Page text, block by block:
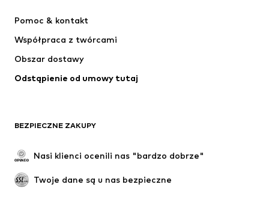
Kurtki
Bielizna
Płaszcze
Spódnice
Specjalne okazje
Pomoc & kontakt
Współpraca z twórcami
Obszar dostawy
Odstąpienie od umowy tutaj
BEZPIECZNE ZAKUPY
Nasi klienci ocenili nas "bardzo dobrze"
Twoje dane są u nas bezpieczne